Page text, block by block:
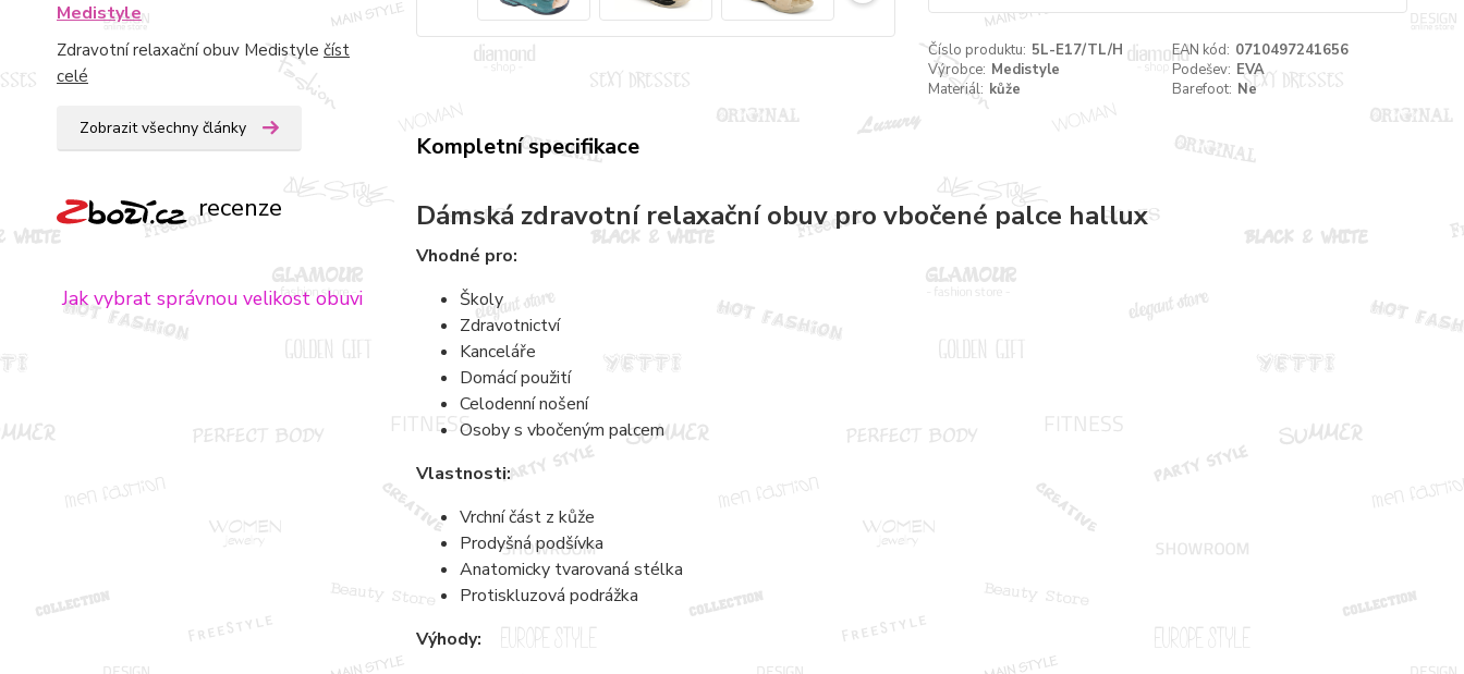
Medistyle
Zdravotní relaxační obuv Medistyle číst
celé
Zobrazit všechny články
recenze
Jak vybrat správnou velikost obuvi
Číslo produktu: 5L-E17/TL/H EAN kód: 0710497241656
Výrobce: Medistyle Podešev: EVA
Materiál: kůže Barefoot: Ne
Kompletní specifikace
Dámská zdravotní relaxační obuv pro vbočené palce hallux
Vhodné pro:
Školy
Zdravotnictví
Kanceláře
Domácí použití
Celodenní nošení
Osoby s vbočeným palcem
Vlastnosti:
Vrchní část z kůže
Prodyšná podšívka
Anatomicky tvarovaná stélka
Protiskluzová podrážka
Výhody: